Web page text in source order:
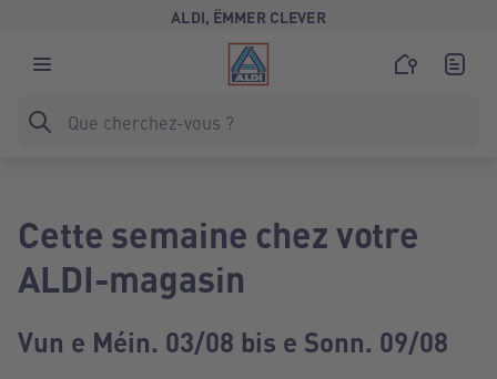
ALDI, ËMMER CLEVER
Cette semaine chez votre
ALDI-magasin
Vun e Méin. 03/08 bis e Sonn. 09/08